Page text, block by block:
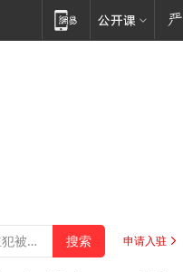
申请入驻